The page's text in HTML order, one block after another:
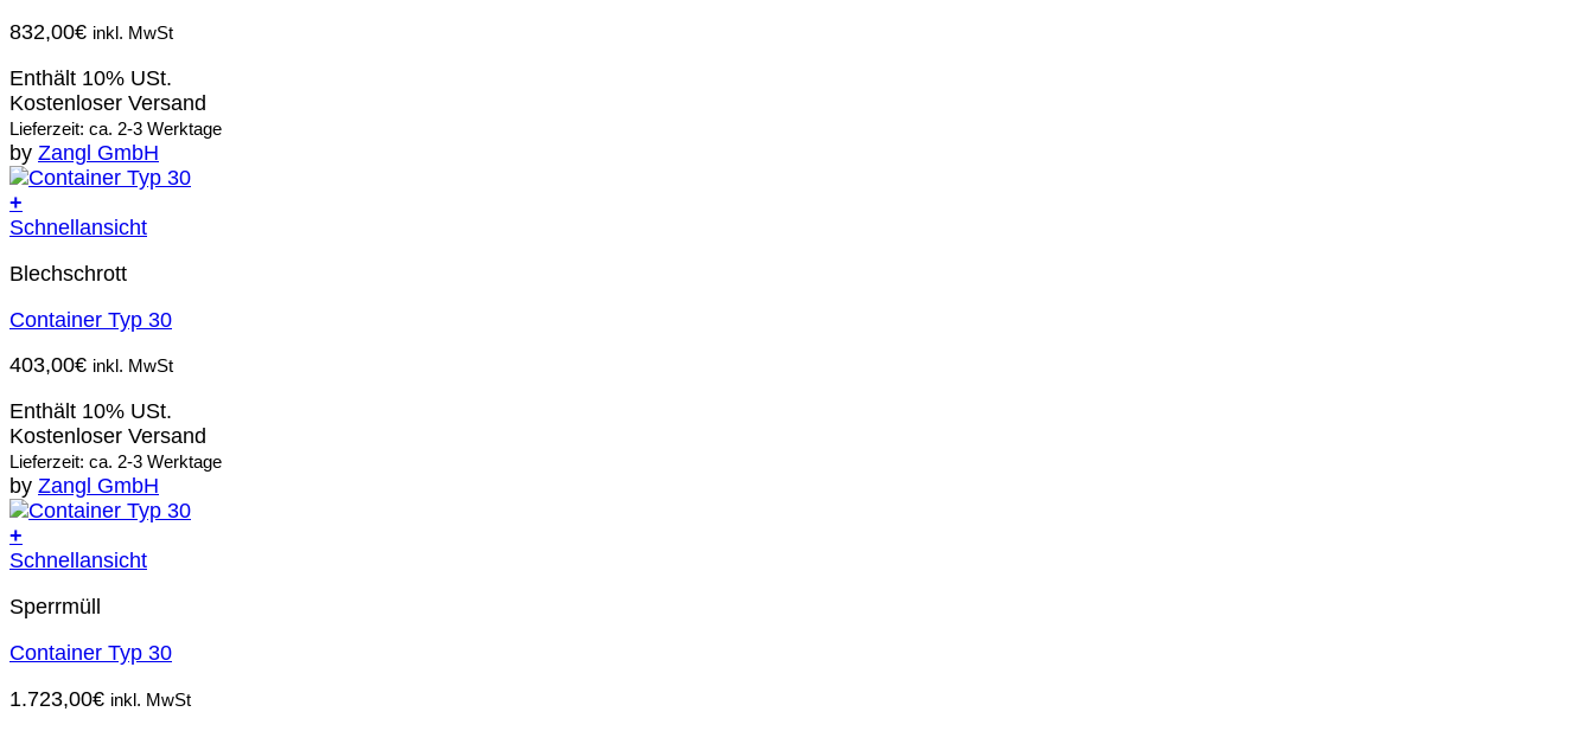
832,00€ inkl. MwSt
Enthält 10% USt.
Kostenloser Versand
Lieferzeit: ca. 2-3 Werktage
by Zangl GmbH
+
Schnellansicht
Blechschrott
Container Typ 30
403,00€ inkl. MwSt
Enthält 10% USt.
Kostenloser Versand
Lieferzeit: ca. 2-3 Werktage
by Zangl GmbH
+
Schnellansicht
Sperrmüll
Container Typ 30
1.723,00€ inkl. MwSt